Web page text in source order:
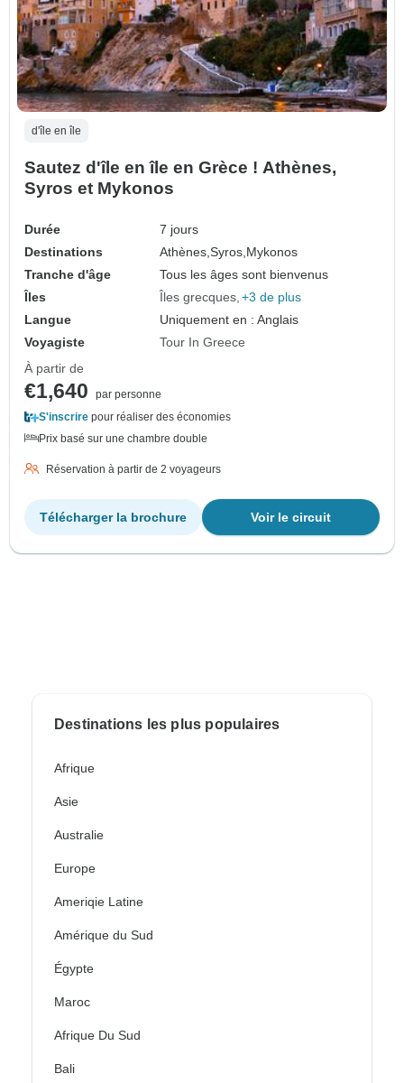
d'île en île
Sautez d'île en île en Grèce ! Athènes,
Syros et Mykonos
Durée
7 jours
Destinations
Athènes,Syros,Mykonos
Tranche d'âge
Tous les âges sont bienvenus
Îles
Îles grecques +3 de plus
Langue
Uniquement en : Anglais
Voyagiste
Tour In Greece
À partir de
€1,640
par personne
S'inscrire pour réaliser des économies
Prix basé sur une chambre double
Réservation à partir de 2 voyageurs
Voir le circuit
Télécharger la brochure
Destinations les plus populaires
Afrique
Asie
Australie
Europe
Ameriqie Latine
Amérique du Sud
Égypte
Maroc
Afrique Du Sud
Bali